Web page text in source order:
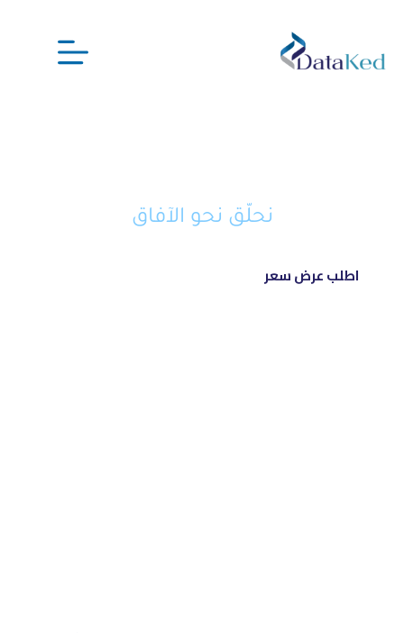
نحلّق نحو الآفاق
اطلب عرض سعر